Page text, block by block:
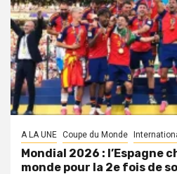
A LA UNE Coupe du Monde
Mondial 2026 : l’Espagne
monde pour la 2e fois de